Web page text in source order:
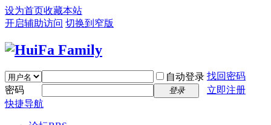
设为首页收藏本站
开启辅助访问 切换到窄版
自动登录 找回密码
密码
登录
立即注册
快捷导航